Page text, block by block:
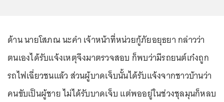
ด้าน นายโสภณ นะคำ เจ้าหน้าที่หน่วยกู้ภัยอยุธยา กล่าวว่า
ตนเองได้รับแจ้งเหตุจึงมาตรวจสอบ ก็พบว่ามีรถยนต์เก๋งถูก
รถไฟเฉี่ยวชนแล้ว ส่วนผู้บาดเจ็บนั้นได้รับแจ้งจากชาวบ้านว่า
คนขับเป็นผู้ชาย ไม่ได้รับบาดเจ็บ แต่พออยู่ในช่วงชุลมุนก็หลบ